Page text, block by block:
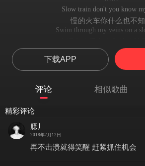
Slow train don't you know
慢的火车你什么也不
Swim through my veins on a
I am lost all around
在追逐中我迷失了方向
I am barely on the
Around the bend comes a slow
我不想从心里开始燃烧
下载APP
评论 相似歌曲
精彩评论
臆丿
2018年7月12日
再不击溃就得笑醒 赶紧抓住机会